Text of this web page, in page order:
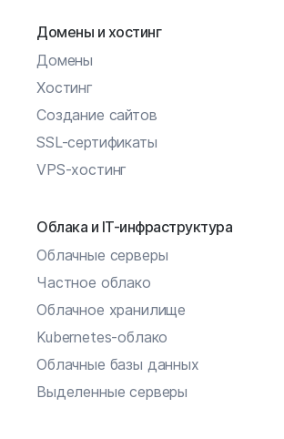
Домены и хостинг
Домены
Хостинг
Создание сайтов
SSL-сертификаты
VPS-хостинг
Облака и IT-инфраструктура
Облачные серверы
Частное облако
Облачное хранилище
Kubernetes-облако
Облачные базы данных
Выделенные серверы